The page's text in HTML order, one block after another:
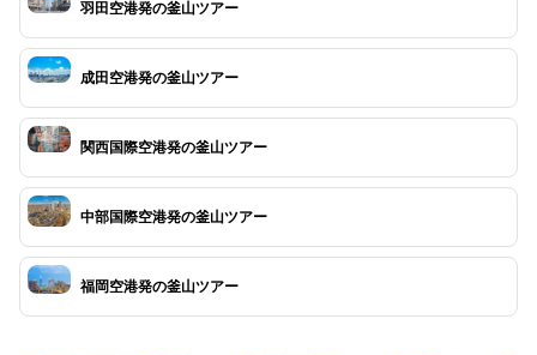
羽田空港発の釜山ツアー
成田空港発の釜山ツアー
関西国際空港発の釜山ツアー
中部国際空港発の釜山ツアー
福岡空港発の釜山ツアー